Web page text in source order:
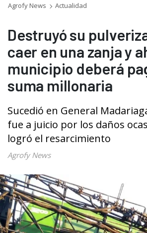
Agrofy News Actualidad
Destruyó su
caer en una zanja y
municipio deberá
suma millonaria
Sucedió en General
fue a juicio por los daños
logró el resarcimiento
Agrofy News